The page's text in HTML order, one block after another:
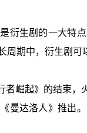
衍生剧的一大特
周期中，衍生剧可
者崛起》的结束
曼达洛人》推出